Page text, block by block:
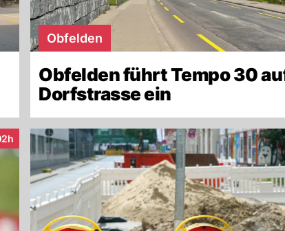
Obfelden
Obfelden führt Tempo 30
Dorfstrasse ein
Artikel veröffentlicht:
2h